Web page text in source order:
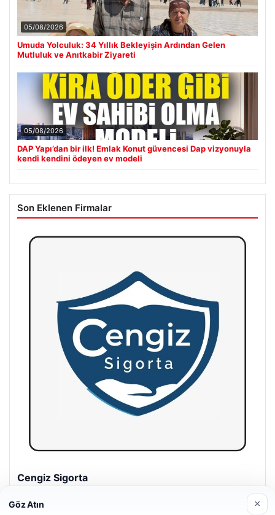
05/08/2026
Umuda Yolculuk: 34 Yıllık Bekleyişin Ardından Gelen
Mutluluk ve Anıtkabir Ziyareti
05/08/2026
DAP Yapı’dan bir ilk! Emlak Konut güvencesi Dap vizyonuyla
kendi kendini ödeyen ev modeli
Son Eklenen Firmalar
Hastaş Beton
Göz Atın ×